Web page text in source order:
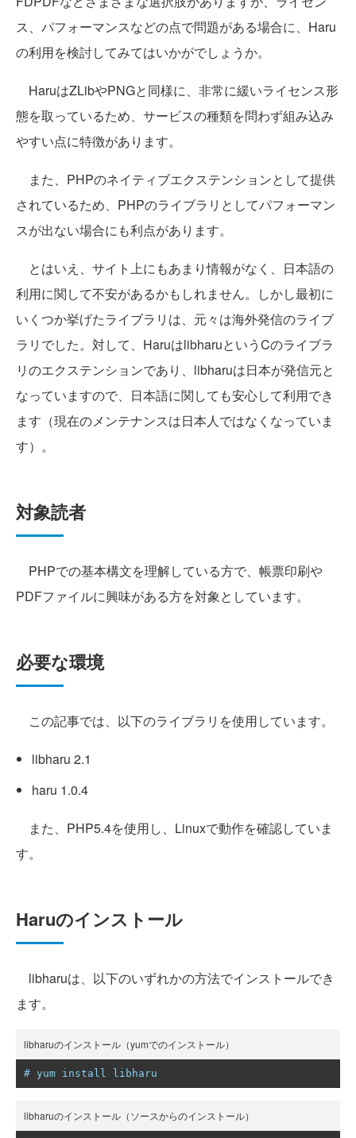
ス、パフォーマンスなどの点で問題がある場合に、Haru
の利用を検討してみてはいかがでしょうか。
HaruはZLibやPNGと同様に、非常に緩いライセンス形
態を取っているため、サービスの種類を問わず組み込み
やすい点に特徴があります。
また、PHPのネイティブエクステンションとして提供
されているため、PHPのライブラリとしてパフォーマン
スが出ない場合にも利点があります。
とはいえ、サイト上にもあまり情報がなく、日本語の
利用に関して不安があるかもしれません。しかし最初に
いくつか挙げたライブラリは、元々は海外発信のライブ
ラリでした。対して、HaruはlibharuというCのライブラ
リのエクステンションであり、libharuは日本が発信元と
なっていますので、日本語に関しても安心して利用でき
ます（現在のメンテナンスは日本人ではなくなっていま
す）。
対象読者
PHPでの基本構文を理解している方で、帳票印刷や
PDFファイルに興味がある方を対象としています。
必要な環境
この記事では、以下のライブラリを使用しています。
libharu 2.1
haru 1.0.4
また、PHP5.4を使用し、Linuxで動作を確認していま
す。
Haruのインストール
libharuは、以下のいずれかの方法でインストールでき
ます。
libharuのインストール（yumでのインストール）
# yum install libharu
libharuのインストール（ソースからのインストール）